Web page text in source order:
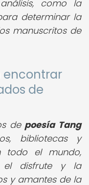
como la
determinar la
manuscritos de
encontrar
de
de poesía Tang
bibliotecas y
todo el mundo,
el disfrute y la
y amantes de la